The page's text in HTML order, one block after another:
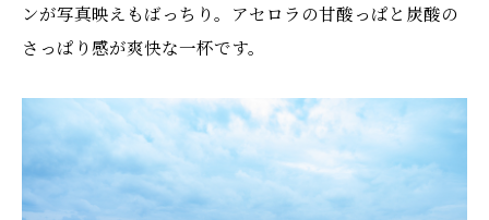
ンが写真映えもばっちり。アセロラの甘酸っぱと炭酸の
さっぱり感が爽快な一杯です。